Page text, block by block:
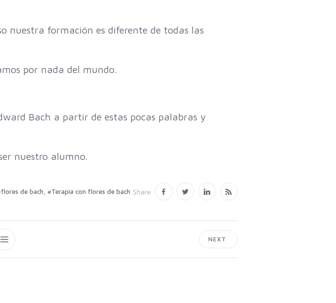
nuestra formación es diferente de todas las
por nada del mundo.
Bach a partir de estas pocas palabras y
nuestro alumno.
de bach #Terapia con flores de bach Share
NEXT